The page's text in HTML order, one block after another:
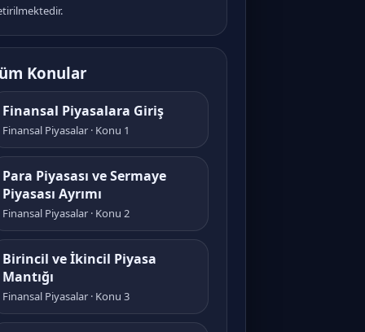
Konular
Finansal Piyasalara Giriş
Finansal Piyasalar · Konu 1
Para Piyasası ve Sermaye
Piyasası Ayrımı
Finansal Piyasalar · Konu 2
Birincil ve İkincil Piyasa
Mantığı
Finansal Piyasalar · Konu 3